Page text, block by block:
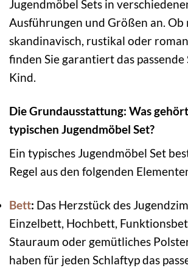
Jugendmöbel Sets in
Ausführungen und Größen an. Ob
skandinavisch, rustikal oder
finden Sie garantiert das
Kind.
Die Grundausstattung: Was
typischen Jugendmöbel Set?
Ein typisches Jugendmöbel Set
Regel aus den folgenden
Bett: Das Herzstück des
Einzelbett, Hochbett,
Stauraum oder gemütliches
haben für jeden Schlaftyp das